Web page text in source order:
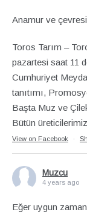
Anamur ve
Toros Tarım –
pazartesi saat 11
Cumhuriyet
tanıtımı,
Başta Muz ve
Bütün
View on Facebook ·
Muzcu
4 years ago
Eğer uygun